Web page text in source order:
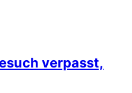
verpasst,